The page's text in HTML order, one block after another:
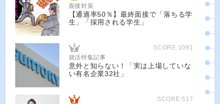
面接対策
【通過率50％】最終面接で「落ちる学
生」「採用される学生」
SCORE:1091
就活特集記事
意外と知らない！「実は上場していな
い有名企業32社」
SCORE:517